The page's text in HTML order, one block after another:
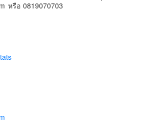
หรือ 0819070703